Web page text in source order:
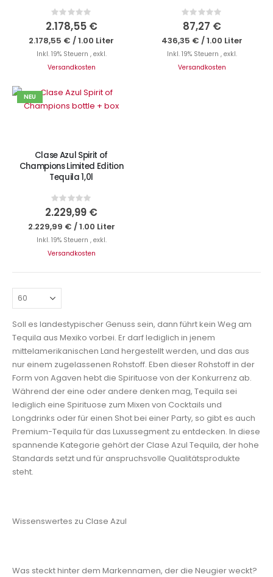
Rating:
0%
2.178,55 €
2.178,55 € /1.00 Liter
Inkl. 19% Steuern , exkl.
Versandkosten
Rating:
0%
87,27 €
436,35 € /1.00 Liter
Inkl. 19% Steuern , exkl.
Versandkosten
NEU IN DEN WARENKORB
Clase Azul Spirit of
Champions Limited Edition
Tequila 1,0l
Rating:
0%
2.229,99 €
2.229,99 € /1.00 Liter
Inkl. 19% Steuern , exkl.
Versandkosten
Soll es landestypischer Genuss sein, dann führt kein Weg am
Tequila aus Mexiko vorbei. Er darf lediglich in jenem
mittelamerikanischen Land hergestellt werden, und das aus
nur einem zugelassenen Rohstoff. Eben dieser Rohstoff in der
Form von Agaven hebt die Spirituose von der Konkurrenz ab.
Während der eine oder andere denken mag, Tequila sei
lediglich eine Spirituose zum Mixen von Cocktails und
Longdrinks oder für einen Shot bei einer Party, so gibt es auch
Premium-Tequila für das Luxussegment zu entdecken. In diese
spannende Kategorie gehört der Clase Azul Tequila, der hohe
Standards setzt und für anspruchsvolle Qualitätsprodukte
steht.
Wissenswertes zu Clase Azul
Was steckt hinter dem Markennamen, der die Neugier weckt?